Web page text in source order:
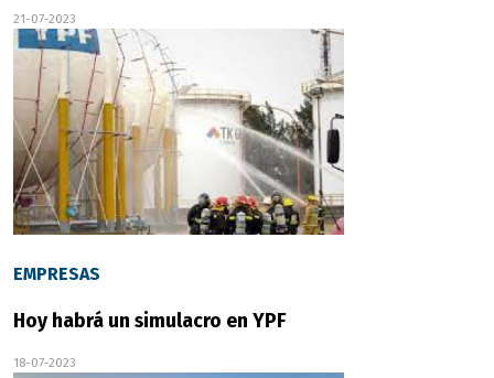
21-07-2023
EMPRESAS
Hoy habrá un simulacro en YPF
18-07-2023